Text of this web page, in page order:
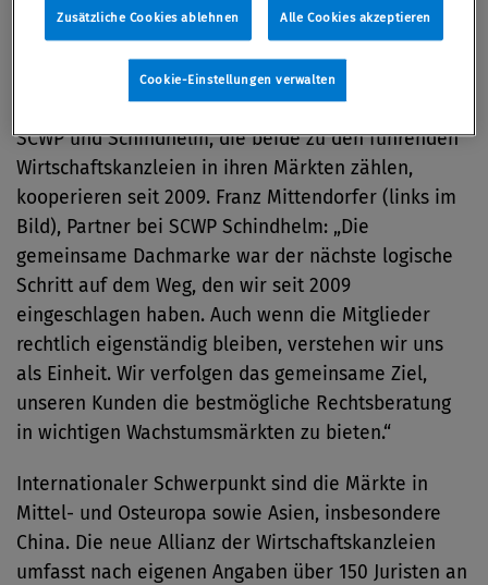
Dr. Franz
Mittendorfer_580px.jpg
SCWP und Schindhelm, die beide zu den führenden
Wirtschaftskanzleien in ihren Märkten zählen,
kooperieren seit 2009. Franz Mittendorfer (links im
Bild), Partner bei SCWP Schindhelm: „Die
gemeinsame Dachmarke war der nächste logische
Schritt auf dem Weg, den wir seit 2009
eingeschlagen haben. Auch wenn die Mitglieder
rechtlich eigenständig bleiben, verstehen wir uns
als Einheit. Wir verfolgen das gemeinsame Ziel,
unseren Kunden die bestmögliche Rechtsberatung
in wichtigen Wachstumsmärkten zu bieten.“
Internationaler Schwerpunkt sind die Märkte in
Mittel- und Osteuropa sowie Asien, insbesondere
China. Die neue Allianz der Wirtschaftskanzleien
umfasst nach eigenen Angaben über 150 Juristen an
Zusätzliche Cookies ablehnen Alle Cookies akzeptieren
Cookie-Einstellungen verwalten